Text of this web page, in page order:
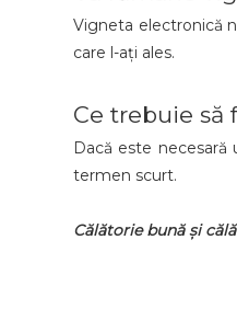
Vigneta electronică
care l-ați ales.
Ce trebuie
Dacă este
termen scurt.
Călătorie bună și